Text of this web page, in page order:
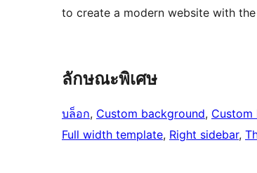
to create a modern website with
ลักษณะพิเศษ
บล็อก, Custom background, Custom
Full width template, Right sidebar,